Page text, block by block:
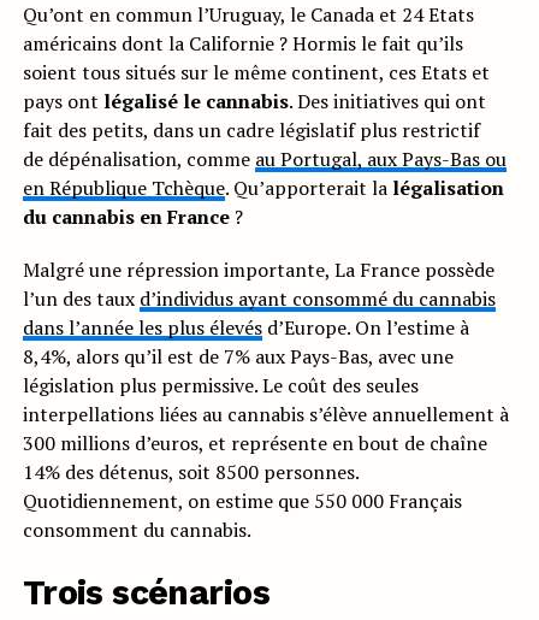
Qu’ont en commun l’Uruguay, le Canada et 24 Etats
américains dont la Californie ? Hormis le fait qu’ils
soient tous situés sur le même continent, ces Etats et
pays ont légalisé le cannabis. Des initiatives qui ont
fait des petits, dans un cadre législatif plus restrictif
de dépénalisation, comme au Portugal, aux Pays-Bas ou
en République Tchèque. Qu’apporterait la légalisation
du cannabis en France?
Malgré une répression importante, La France possède
l’un des taux d’individus ayant consommé du cannabis
dans l’année les plus élevésd’Europe. On l’estime à
8,4%, alors qu’il est de 7% aux Pays-Bas, avec une
législation plus permissive. Le coût des seules
interpellations liées au cannabis s’élève annuellement à
300 millions d’euros, et représente en bout de chaîne
14% des détenus, soit 8500 personnes.
Quotidiennement, on estime que 550 000 Français
consomment du cannabis.
Trois scénarios